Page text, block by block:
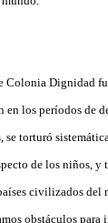
Colonia Dignidad
en los períodos de
torturó
de los niños, y
civilizados del
obstáculos para